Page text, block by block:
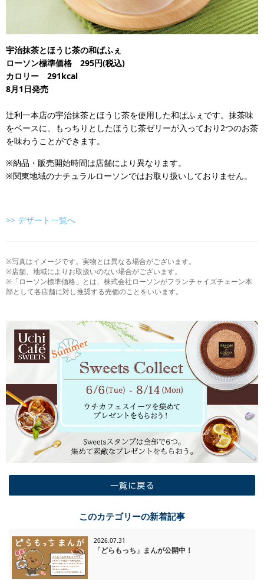
宇治抹茶とほうじ茶の和ぱふぇ
ローソン標準価格 295円(税込)
カロリー 291kcal
8月1日発売
辻利一本店の宇治抹茶とほうじ茶を使用した和ぱふぇです。抹茶味
をベースに、もっちりとしたほうじ茶ゼリーが入っており2つのお茶
を味わうことができます。
※納品・販売開始時間は店舗により異なります。
※関東地域のナチュラルローソンではお取り扱いしておりません。
>> デザート一覧へ
※写真はイメージです。実物とは異なる場合がございます。
※店舗、地域によりお取扱いのない場合がございます。
※「ローソン標準価格」とは、株式会社ローソンがフランチャイズチェーン本
部として各店舗に対し推奨する売価のことをいいます。
このカテゴリーの新着記事
2026.07.31
「どらもっち」まんが公開中！